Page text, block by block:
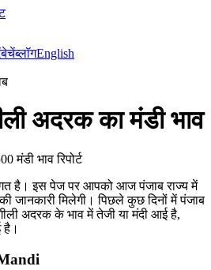
बेचेंब्लॉगEnglish
अदरकका मंडी भाव
मंडी भाव रिपोर्ट
है। इस पेज पर आपको आज पंजाब राज्य में
जानकारी मिलेगी। पिछले कुछ दिनों में पंजाब
अदरक के भाव में तेजी या मंदी आई है,
है।